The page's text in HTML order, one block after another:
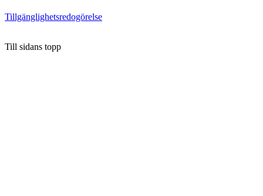
Tillgänglighetsredogörelse
Till sidans topp